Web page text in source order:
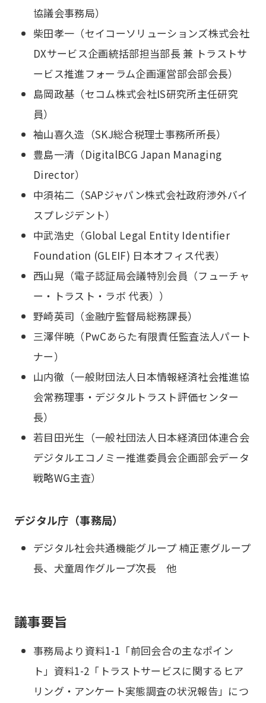
協議会事務局）
柴田孝一（セイコーソリューションズ株式会社
DXサービス企画統括部担当部長 兼 トラストサ
ービス推進フォーラム企画運営部会部会長）
島岡政基（セコム株式会社IS研究所主任研究
員）
袖山喜久造（SKJ総合税理士事務所所長）
豊島一清（DigitalBCG Japan Managing
Director）
中須祐二（SAPジャパン株式会社政府渉外バイ
スプレジデント）
中武浩史（Global Legal Entity Identifier
Foundation (GLEIF) 日本オフィス代表）
西山晃（電子認証局会議特別会員（フューチャ
ー・トラスト・ラボ 代表））
野崎英司（金融庁監督局総務課長）
三澤伴暁（PwCあらた有限責任監査法人パート
ナー）
山内徹（一般財団法人日本情報経済社会推進協
会常務理事・デジタルトラスト評価センター
長）
若目田光生（一般社団法人日本経済団体連合会
デジタルエコノミー推進委員会企画部会データ
戦略WG主査）
デジタル庁（事務局）
デジタル社会共通機能グループ 楠正憲グループ
長、犬童周作グループ次長 他
議事要旨
事務局より資料1-1「前回会合の主なポイン
ト」資料1-2「トラストサービスに関するヒア
リング・アンケート実態調査の状況報告」につ